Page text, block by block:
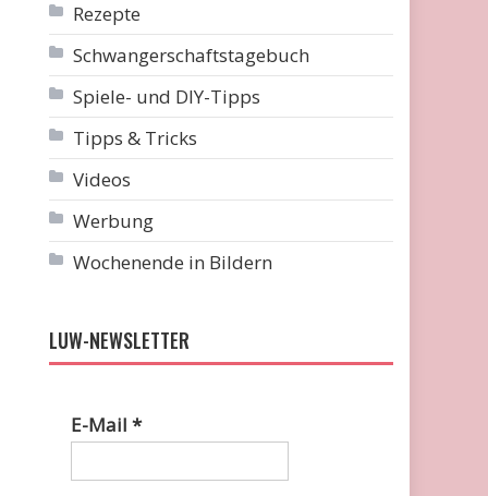
Rezepte
Schwangerschaftstagebuch
Spiele- und DIY-Tipps
Tipps & Tricks
Videos
Werbung
Wochenende in Bildern
LUW-NEWSLETTER
E-Mail*